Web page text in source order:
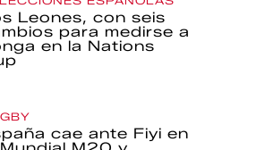
Leones, con seis
para medirse a
en la Nations
cae ante Fiyi en